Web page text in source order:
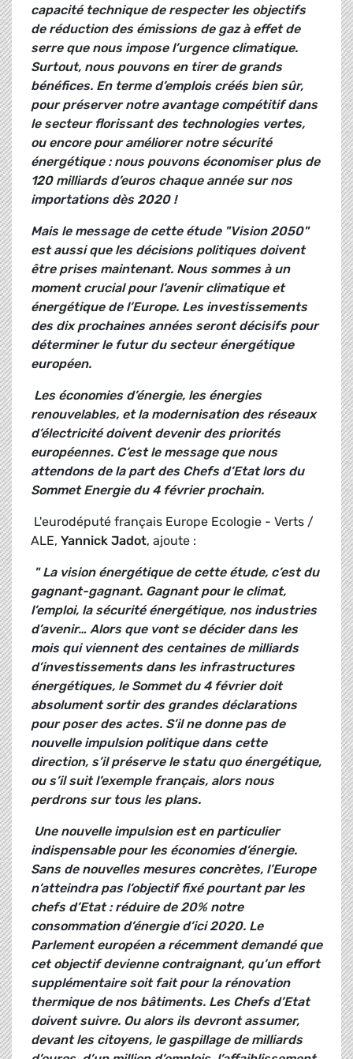
capacité technique de respecter les objectifs
de réduction des émissions de gaz à effet de
serre que nous impose l’urgence climatique.
Surtout, nous pouvons en tirer de grands
bénéfices. En terme d’emplois créés bien sûr,
pour préserver notre avantage compétitif dans
le secteur florissant des technologies vertes,
ou encore pour améliorer notre sécurité
énergétique : nous pouvons économiser plus de
120 milliards d’euros chaque année sur nos
importations dès 2020 !
Mais le message de cette étude "Vision 2050"
est aussi que les décisions politiques doivent
être prises maintenant. Nous sommes à un
moment crucial pour l’avenir climatique et
énergétique de l’Europe. Les investissements
des dix prochaines années seront décisifs pour
déterminer le futur du secteur énergétique
européen.
Les économies d’énergie, les énergies
renouvelables, et la modernisation des réseaux
d’électricité doivent devenir des priorités
européennes. C’est le message que nous
attendons de la part des Chefs d’Etat lors du
Sommet Energie du 4 février prochain.
L'eurodéputé français Europe Ecologie - Verts /
ALE, Yannick Jadot, ajoute :
" La vision énergétique de cette étude, c’est du
gagnant-gagnant. Gagnant pour le climat,
l’emploi, la sécurité énergétique, nos industries
d’avenir… Alors que vont se décider dans les
mois qui viennent des centaines de milliards
d’investissements dans les infrastructures
énergétiques, le Sommet du 4 février doit
absolument sortir des grandes déclarations
pour poser des actes. S’il ne donne pas de
nouvelle impulsion politique dans cette
direction, s’il préserve le statu quo énergétique,
ou s’il suit l’exemple français, alors nous
perdrons sur tous les plans.
Une nouvelle impulsion est en particulier
indispensable pour les économies d’énergie.
Sans de nouvelles mesures concrètes, l’Europe
n’atteindra pas l’objectif fixé pourtant par les
chefs d’Etat : réduire de 20% notre
consommation d’énergie d’ici 2020. Le
Parlement européen a récemment demandé que
cet objectif devienne contraignant, qu’un effort
supplémentaire soit fait pour la rénovation
thermique de nos bâtiments. Les Chefs d’Etat
doivent suivre. Ou alors ils devront assumer,
devant les citoyens, le gaspillage de milliards